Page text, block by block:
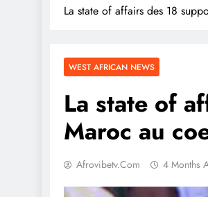
La state of affairs des 18
WEST AFRICAN NEWS
La state of
Maroc au
Afrovibetv.com 4 Months